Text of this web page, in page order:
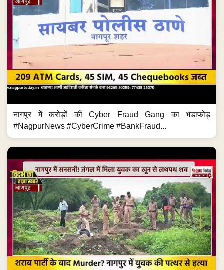
नागपुर में करोड़ों की Cyber Fraud Gang का भंडाफोड़
#NagpurNews #CyberCrime #BankFraud...